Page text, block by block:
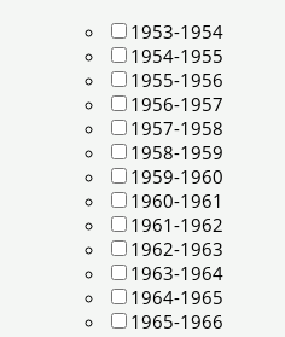
1953-1954
1954-1955
1955-1956
1956-1957
1957-1958
1958-1959
1959-1960
1960-1961
1961-1962
1962-1963
1963-1964
1964-1965
1965-1966